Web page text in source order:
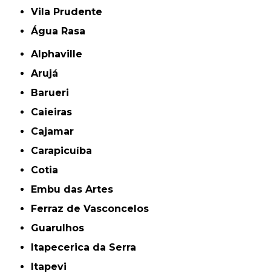
Vila Prudente
Água Rasa
Alphaville
Arujá
Barueri
Caieiras
Cajamar
Carapicuíba
Cotia
Embu das Artes
Ferraz de Vasconcelos
Guarulhos
Itapecerica da Serra
Itapevi